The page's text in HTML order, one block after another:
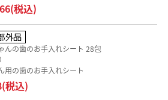
税込)
んの歯のお手入れシート 28包
用の歯のお手入れシート
税込)